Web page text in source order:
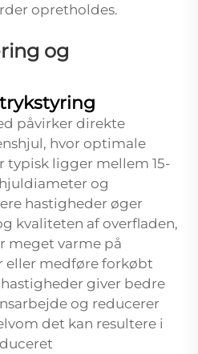
opretholdes.
og
påvirker direkte
hvor optimale
typisk ligger mellem 15-
og
hastigheder øger
kvaliteten af overfladen,
meget varme på
eller medføre forkøbt
giver bedre
og reducerer
det kan resultere i